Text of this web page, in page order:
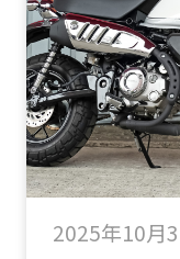
2025年10月